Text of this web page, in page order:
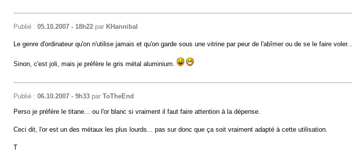
Publié : 05.10.2007 - 18h22par KHannibal
Le genre d'ordinateur qu'on n'utilise jamais et qu'on garde sous une vitrine par peur de l'abîmer ou de se le faire voler...
Sinon, c'est joli, mais je préfère le gris métal aluminium.
Publié : 06.10.2007 - 9h33par ToTheEnd
Perso je préfère le titane... ou l'or blanc si vraiment il faut faire attention à la dépense.
Ceci dit, l'or est un des métaux les plus lourds... pas sur donc que ça soit vraiment adapté à cette utilisation.
T